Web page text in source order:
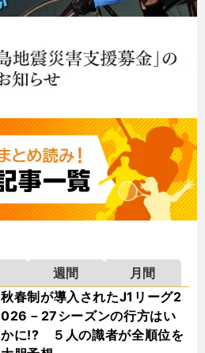
週間
月間
秋春制が導入されたJ1リーグ2
026－27シーズンの行方はい
かに!? ５人の識者が全順位を